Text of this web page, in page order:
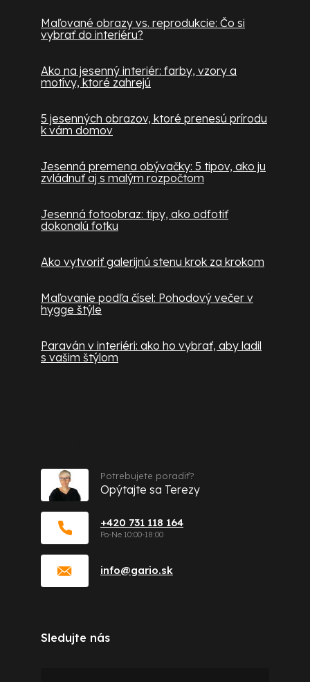
Maľované obrazy vs. reprodukcie: Čo si
vybrať do interiéru?
Ako na jesenný interiér: farby, vzory a
motívy, ktoré zahrejú
5 jesenných obrazov, ktoré prenesú prírodu
k vám domov
Jesenná premena obývačky: 5 tipov, ako ju
zvládnuť aj s malým rozpočtom
Jesenná fotoobraz: tipy, ako odfotiť
dokonalú fotku
Ako vytvoriť galerijnú stenu krok za krokom
Maľovanie podľa čísel: Pohodový večer v
hygge štýle
Paraván v interiéri: ako ho vybrať, aby ladil
s vašim štýlom
info@gario.sk
+420 731 118 164
Potrebujete poradiť?
Opýtajte sa Terezy
Sledujte nás